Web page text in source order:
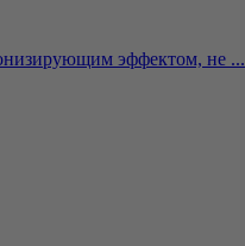
эффектом, не ...